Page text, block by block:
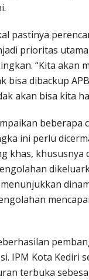
pastinya
prioritas
“Kita akan
dibackup
akan bisa kita
beberapa
ini perlu
khas,
IPM Kota Kediri
terbuka